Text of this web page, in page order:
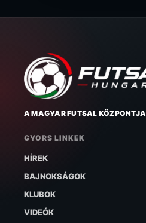
A MAGYAR FUTSAL KÖZPONTJA
GYORS LINKEK
HÍREK
BAJNOKSÁGOK
KLUBOK
VIDEÓK